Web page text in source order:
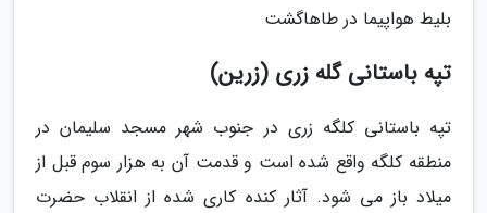
بلیط هواپیما در طاهاگشت
تپه باستانی گله زری (زرین)
تپه باستانی کلگه زری در جنوب شهر مسجد سلیمان در
منطقه کلگه واقع شده است و قدمت آن به هزار سوم قبل از
میلاد باز می شود. آثار کنده کاری شده از انقلاب حضرت